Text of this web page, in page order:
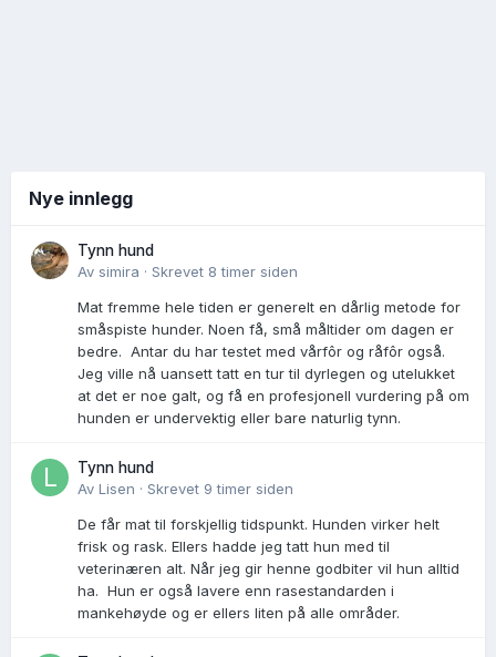
Nye innlegg
Tynn hund
Av simira · Skrevet 8 timer siden
Mat fremme hele tiden er generelt en dårlig metode for
småspiste hunder. Noen få, små måltider om dagen er
bedre. Antar du har testet med vårfôr og råfôr også.
Jeg ville nå uansett tatt en tur til dyrlegen og utelukket
at det er noe galt, og få en profesjonell vurdering på om
hunden er undervektig eller bare naturlig tynn.
Tynn hund
Av Lisen · Skrevet 9 timer siden
De får mat til forskjellig tidspunkt. Hunden virker helt
frisk og rask. Ellers hadde jeg tatt hun med til
veterinæren alt. Når jeg gir henne godbiter vil hun alltid
ha. Hun er også lavere enn rasestandarden i
mankehøyde og er ellers liten på alle områder.